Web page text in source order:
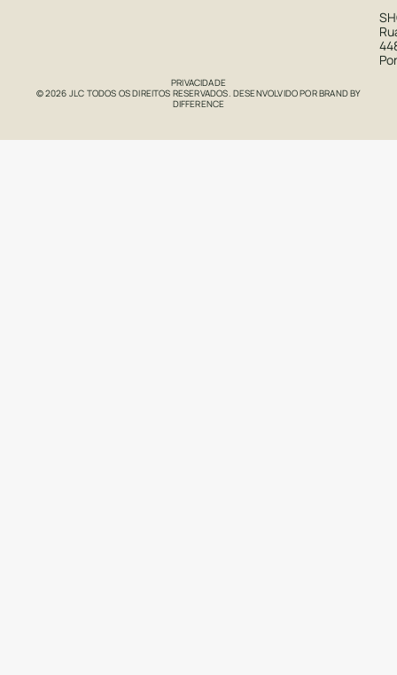
PRIVACIDADE
© 2026 JLC TODOS OS DIREITOS RESERVADOS. DESENVOLVIDO PORBRAND BY
DIFFERENCE